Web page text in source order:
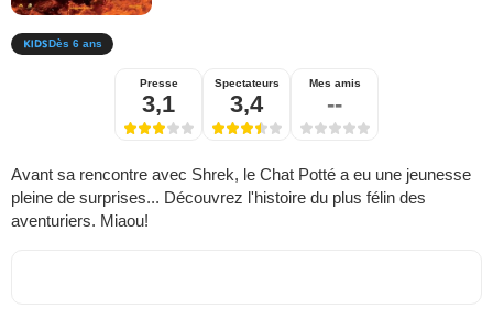
Dès 6 ans
Presse
3,1
Spectateurs
3,4
Mes amis
--
Avant sa rencontre avec Shrek, le Chat Potté a eu une jeunesse
pleine de surprises... Découvrez l'histoire du plus félin des
aventuriers. Miaou!